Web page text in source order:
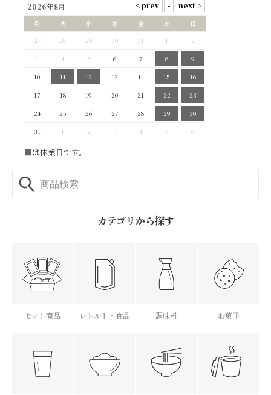
2026年8月
月 火 水 木 金 土
日
27
28 29 30 31 1
2
3
4 5 6 7 8
9
10
11 12 13 14 15
16
17
18 19 20 21 22
23
24
25 26 27 28 29
30
31
1 2 3 4 5 6
■は休業日です。
カテゴリから探す
セット商品 レトルト・食品 調味料 お菓子